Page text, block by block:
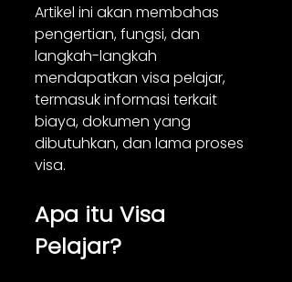
Artikel ini akan membahas
pengertian, fungsi, dan
langkah-langkah
mendapatkan visa pelajar,
termasuk informasi terkait
biaya, dokumen yang
dibutuhkan, dan lama proses
visa.
Apa itu Visa
Pelajar?